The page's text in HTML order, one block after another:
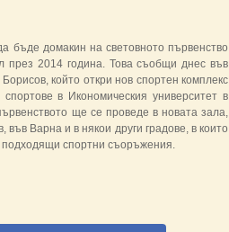
бизнес
google
деца
Бербатов
ГЕРБ
бъде домакин на световното първенство
през 2014 година. Това съобщи днес във
който откри нов спортен комплекс
в Икономическия университет в
ще се проведе в новата зала,
във Варна и в някои други градове, в които
подходящи спортни съоръжения.